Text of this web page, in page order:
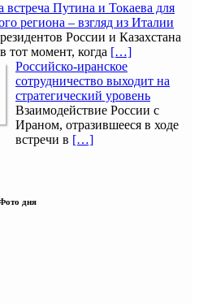
встреча Путина и Токаева для
региона – взгляд из Италии
России и Казахстана
тот момент, когда […]
Российско-иранское
сотрудничество выходит на
стратегический уровень
Взаимодействие России с
Ираном, отразившееся в ходе
встречи в […]
дня